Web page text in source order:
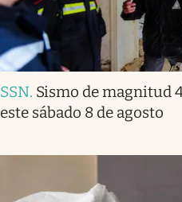
SSN. Sismo de magnitud
este sábado 8 de agosto